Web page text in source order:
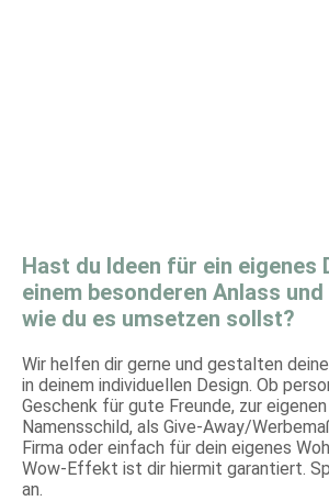
Hast du Ideen für ein eigenes
einem besonderen Anlass
wie du es umsetzen sollst?
Wir helfen dir gerne und gestalten
in deinem individuellen Design. Ob
Geschenk für gute Freunde, zur
Namensschild, als Give-Away/
Firma oder einfach für dein eigenes
Wow-Effekt ist dir hiermit garantiert.
an.